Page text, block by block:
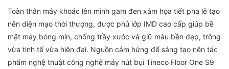
Toàn thân máy khoác lên mình gam đen xám họa tiết pha lê tạo
nên diện mạo thời thượng, được phủ lớp IMD cao cấp giúp bề
mặt máy bóng mịn, chống trầy xước và giữ màu bền đẹp, trông
vừa tinh tế vừa hiện đại. Nguồn cảm hứng để sáng tạo nên tác
phẩm nghệ thuật công nghệ máy hút bụi Tineco Floor One S9